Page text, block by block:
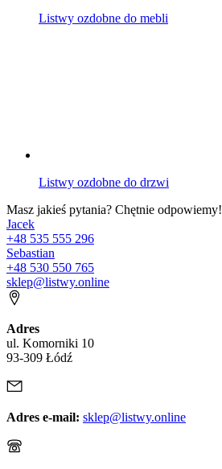
Listwy ozdobne do mebli
Listwy ozdobne do drzwi
Masz jakieś pytania? Chętnie odpowiemy!
Jacek
+48 535 555 296
Sebastian
+48 530 550 765
sklep@listwy.online
Adres
ul. Komorniki 10
93-309 Łódź
Adres e-mail: sklep@listwy.online